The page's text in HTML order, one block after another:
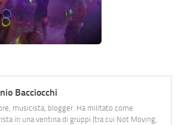
Bacciocchi
musicista, blogger. Ha militato come
in una ventina di gruppi (tra cui Not Moving,